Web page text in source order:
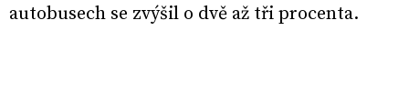
autobusech se zvýšil o dvě až tři procenta.